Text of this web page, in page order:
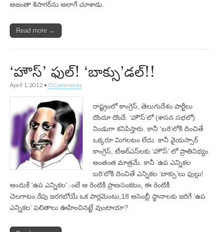
అజంతా శిసాగర్‌ను అలాగే చూశాడు.
Read more →
‘హౌస్‌’ ఫుల్‌! ‘బాక్సు’డల్‌!!
April 1, 2012 • 0 Comments
రాష్ట్రంలో కాంగ్రెస్‌, తెలుగుదేశం పార్టీలు
దొందూ దొందే. ‘హౌస్‌’లో (శాసన సభలో)
నిండుగా కనిపిస్తారు. కానీ ‘బరి’లోకి దించితే
ఒక్కరూ మిగలటం లేదు. కానీ వైయస్సార్‌
కాంగ్రెస్‌, టీఆర్‌ఎస్‌లకు ‘హౌస్‌’ లో ప్రాతినిథ్యం
అంతంత మాత్రమే. కానీ ‘ఉప ఎన్నికల
బరి’లోకి దించితే ఎన్నికల ‘బాక్సు’లు ఫుల్లు!
అందుకే ‘ఉప ఎన్నికల’ంటే ఆ రెంటికీ ప్రాణసంకటం, ఈ రెంటికీ
చెలగాటం.రేపు జరగబోయే ఒక పార్లమెంటు,18 అసెంబ్లీ స్థానాలకు జరిగే ‘ఉప
ఎన్నికల’ ఫలితాలు ఊహించినట్టే వుంటాయా?